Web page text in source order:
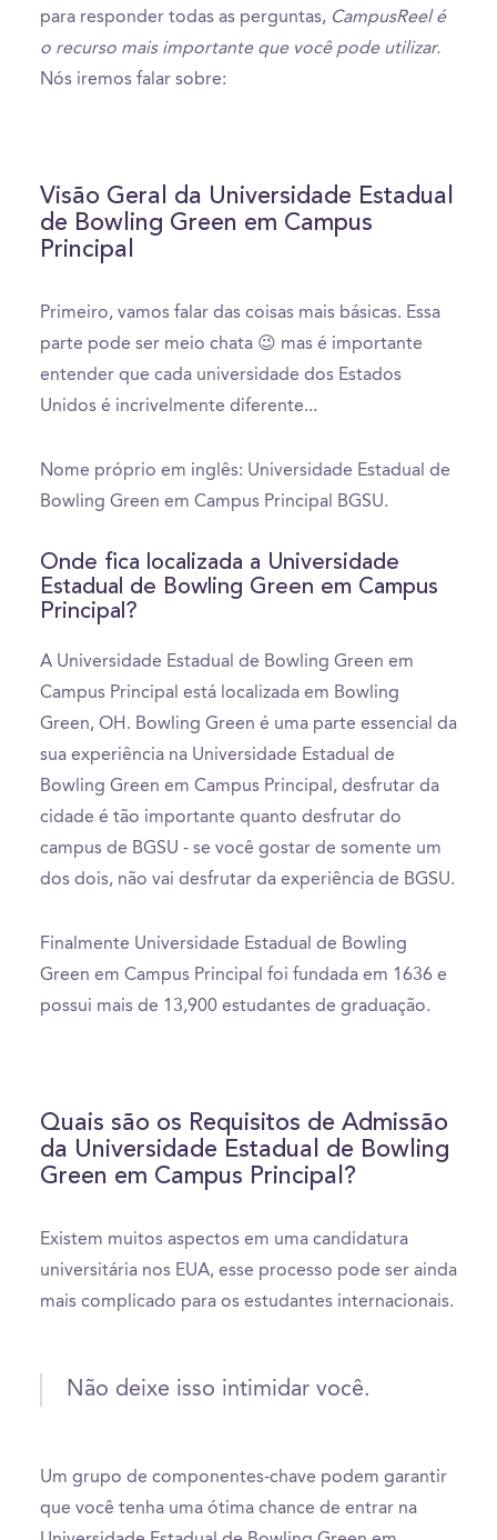
para responder todas as perguntas, CampusReel é
o recurso mais importante que você pode utilizar.
Nós iremos falar sobre:
Visão Geral da Universidade Estadual
de Bowling Green em Campus
Principal
Primeiro, vamos falar das coisas mais básicas. Essa
parte pode ser meio chata 😉 mas é importante
entender que cada universidade dos Estados
Unidos é incrivelmente diferente...
Nome próprio em inglês: Universidade Estadual de
Bowling Green em Campus Principal BGSU.
Onde fica localizada a Universidade
Estadual de Bowling Green em Campus
Principal?
A Universidade Estadual de Bowling Green em
Campus Principal está localizada em Bowling
Green, OH. Bowling Green é uma parte essencial da
sua experiência na Universidade Estadual de
Bowling Green em Campus Principal, desfrutar da
cidade é tão importante quanto desfrutar do
campus de BGSU - se você gostar de somente um
dos dois, não vai desfrutar da experiência de BGSU.
Finalmente Universidade Estadual de Bowling
Green em Campus Principal foi fundada em 1636 e
possui mais de 13,900 estudantes de graduação.
Quais são os Requisitos de Admissão
da Universidade Estadual de Bowling
Green em Campus Principal?
Existem muitos aspectos em uma candidatura
universitária nos EUA, esse processo pode ser ainda
mais complicado para os estudantes internacionais.
Não deixe isso intimidar você.
Um grupo de componentes-chave podem garantir
que você tenha uma ótima chance de entrar na